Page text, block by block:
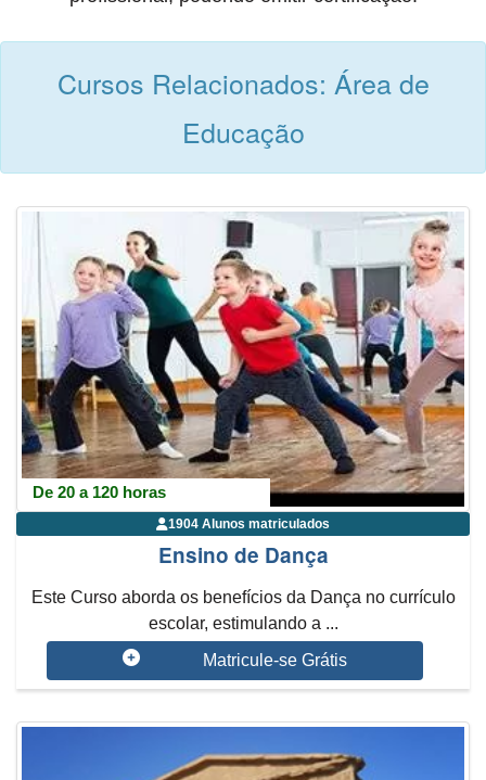
Cursos Relacionados: Área de
Educação
De 20 a 120 horas
1904 Alunos matriculados
Ensino de Dança
Este Curso aborda os benefícios da Dança no currículo
escolar, estimulando a ...
Matricule-se Grátis